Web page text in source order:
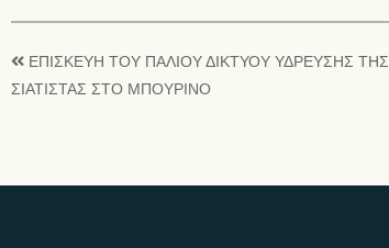
ΕΠΙΣΚΕΥΗ ΤΟΥ ΠΑΛΙΟΥ ΔΙΚΤΥΟΥ ΥΔΡΕΥΣΗΣ ΤΗΣ
ΣΙΑΤΙΣΤΑΣ ΣΤΟ ΜΠΟΥΡΙΝΟ